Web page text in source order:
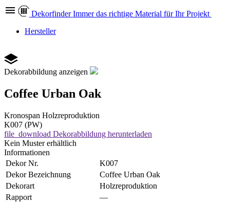
Dekorfinder Immer das richtige Material für Ihr Projekt
Hersteller
Dekorabbildung anzeigen
Coffee Urban Oak
Kronospan Holzreproduktion
K007 (PW)
file_download Dekorabbildung herunterladen
Kein Muster erhältlich
Informationen
Dekor Nr.
K007
Dekor Bezeichnung
Coffee Urban Oak
Dekorart
Holzreproduktion
Rapport
—